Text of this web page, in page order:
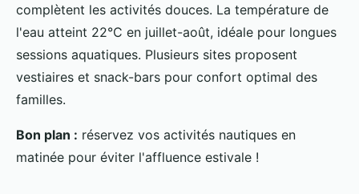
complètent les activités douces. La température de
l'eau atteint 22°C en juillet-août, idéale pour longues
sessions aquatiques. Plusieurs sites proposent
vestiaires et snack-bars pour confort optimal des
familles.
Bon plan : réservez vos activités nautiques en
matinée pour éviter l'affluence estivale !